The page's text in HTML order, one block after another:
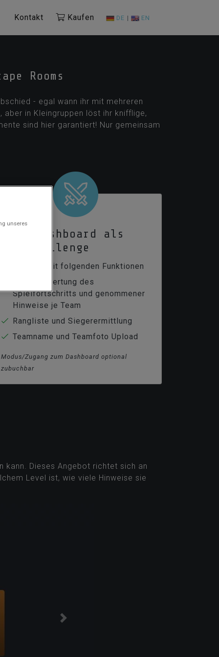
Kontakt Kaufen DE | EN
Rooms
- egal wann ihr mit mehreren
in Kleingruppen löst ihr knifflige,
sind hier garantiert! Nur gemeinsam
Live-Dashboard als
Teamchallenge
Teamboard mit folgenden Funktionen
Live Auswertung des
Spielfortschritts und genommener
Hinweise je Team
Rangliste und Siegerermittlung
Teamname und Teamfoto Upload
Modus/Zugang zum Dashboard optional
zubuchbar
kann. Dieses Angebot richtet sich an
Level ist, wie viele Hinweise sie
unseres